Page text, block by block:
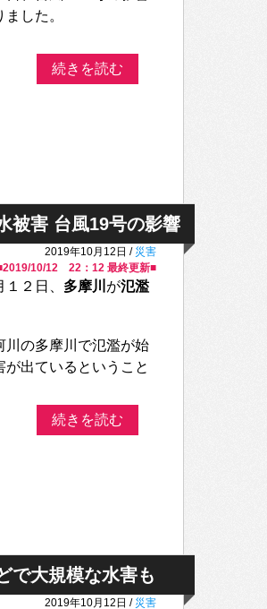
した。
続きを読む
被害 台風19号の影響
2019年10月12日 / 災害
2019/10/12 22：12 最終更新■
２日、 多摩川 が氾濫
川の多摩川で氾濫が始
出ているということ
続きを読む
で大規模な水害も
2019年10月12日 / 災害